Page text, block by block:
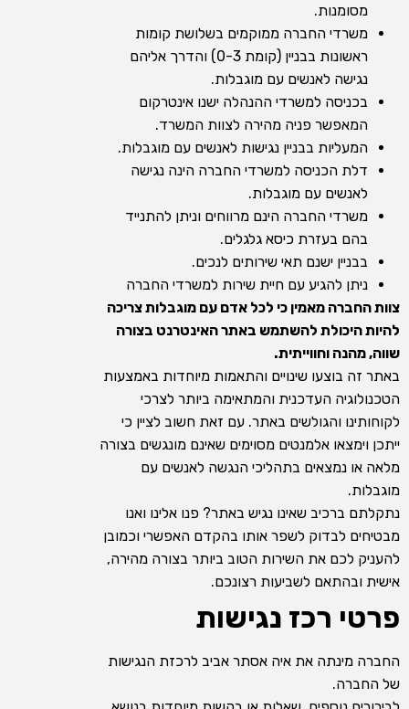
מסומנות.
משרדי החברה ממוקמים בשלושת קומות
ראשונות בבניין (קומת 0-3) והדרך אליהם
נגישה לאנשים עם מוגבלות.
בכניסה למשרדי ההנהלה ישנו אינטרקום
המאפשר פניה מהירה לצוות המשרד.
המעליות בבניין נגישות לאנשים עם מוגבלות.
דלת הכניסה למשרדי החברה הינה נגישה
לאנשים עם מוגבלות.
משרדי החברה הינם מרווחים וניתן להתנייד
בהם בעזרת כיסא גלגלים.
בבניין ישנם תאי שירותים לנכים.
ניתן להגיע עם חיית שירות למשרדי החברה
צוות החברה מאמין כי לכל אדם עם מוגבלות צריכה
להיות היכולת להשתמש באתר האינטרנט בצורה
שווה, מהנה וחווייתית.
באתר זה בוצעו שינויים והתאמות מיוחדות באמצעות
הטכנולוגיה העדכנית והמתאימה ביותר לצרכי
לקוחותינו והגולשים באתר. עם זאת חשוב לציין כי
ייתכן וימצאו אלמנטים מסוימים שאינם מונגשים בצורה
מלאה או נמצאים בתהליכי הנגשה לאנשים עם
מוגבלות.
נתקלתם ברכיב שאינו נגיש באתר? פנו אלינו ואנו
מבטיחים לבדוק לשפר אותו בהקדם האפשרי וכמובן
להעניק לכם את השירות הטוב ביותר בצורה מהירה,
אישית ובהתאם לשביעות רצונכם.
פרטי רכז נגישות
החברה מינתה את איה אסתר אביב לרכזת הנגישות
של החברה.